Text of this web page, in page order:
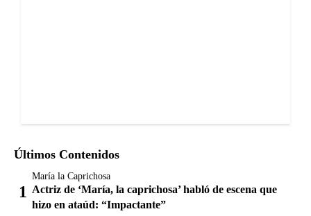
Últimos Contenidos
María la Caprichosa
Actriz de ‘María, la caprichosa’ habló de escena que
hizo en ataúd: “Impactante”